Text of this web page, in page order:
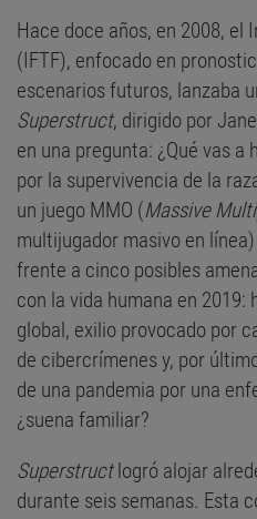
Hace doce años, en 2008, el
(IFTF), enfocado en
escenarios futuros, lanzaba
Superstruct, dirigido por
en una pregunta: ¿Qué vas
por la supervivencia de la
un juego MMO (Massive
multijugador masivo en
frente a cinco posibles
con la vida humana en 2019:
global, exilio provocado por
de cibercrímenes y, por
de una pandemia por una
¿suena familiar?
Superstructlogró alojar
durante seis semanas. Esta